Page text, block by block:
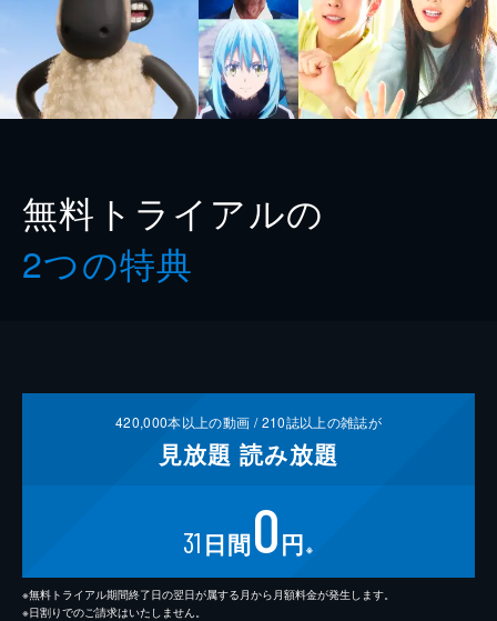
無料トライアルの
2つの特典
420,000本以上の動画 /210誌以上の雑誌が
見放題 読み放題
31 日間0円 ※
※無料トライアル期間終了日の翌日が属する月から月額料金が発生します。
※日割りでのご請求はいたしません。